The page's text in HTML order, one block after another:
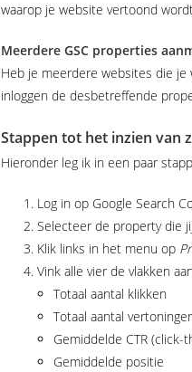
waarop je website vertoond
Meerdere GSC properties
Heb je meerdere websites die je
inloggen de desbetreffende
Stappen tot het inzien van
Hieronder leg ik in een paar
Log in op Google Search
Selecteer de property die
Klik links in het menu op
Vink alle vier de vlakken
Totaal aantal klikken
Totaal aantal
Gemiddelde CTR
Gemiddelde positie